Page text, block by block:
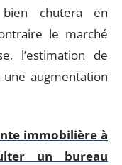
chutera en
le marché
l’estimation de
augmentation
immobilière à
un bureau